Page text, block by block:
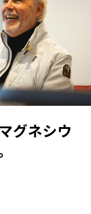
グネシウ